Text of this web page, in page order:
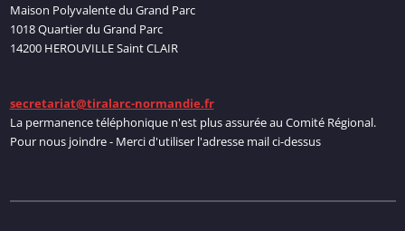
Maison Polyvalente du Grand Parc
1018 Quartier du Grand Parc
14200 HEROUVILLE Saint CLAIR
secretariat@tiralarc-normandie.fr
La permanence téléphonique n'est plus assurée au Comité Régional.
Pour nous joindre - Merci d'utiliser l'adresse mail ci-dessus